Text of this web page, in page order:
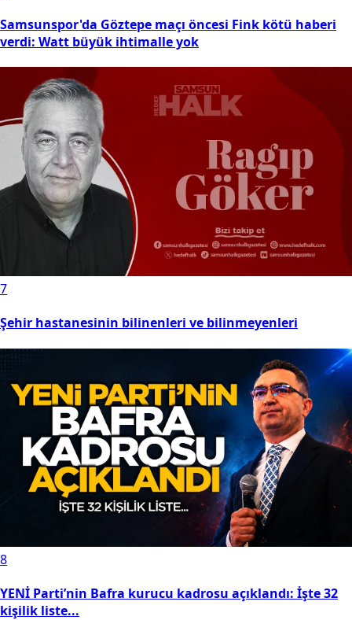
Samsunspor'da Göztepe maçı öncesi Fink kötü haberi
verdi: Watt büyük ihtimalle yok
7
Şehir hastanesinin bilinenleri ve bilinmeyenleri
8
YENİ Parti’nin Bafra kurucu kadrosu açıklandı: İşte 32
kişilik liste...